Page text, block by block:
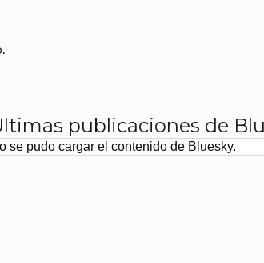
publicaciones de
se pudo cargar el contenido de Bluesky.